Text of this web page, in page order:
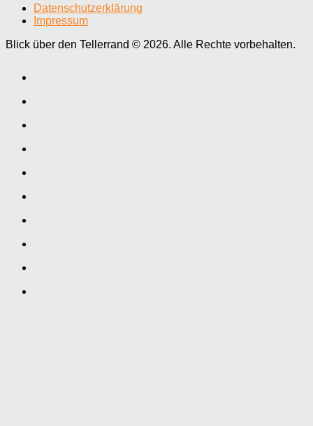
Datenschutzerklärung
Impressum
Blick über den Tellerrand © 2026. Alle Rechte vorbehalten.